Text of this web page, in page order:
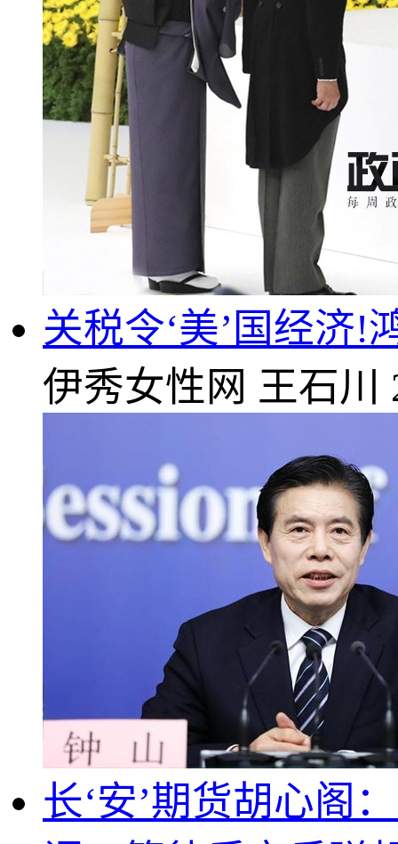
关税令‘美’国经济
伊秀女性网 王石川
长‘安’期货胡心阁